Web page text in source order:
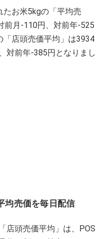
お米5kgの「平均売
前月-110円、対前年-525
「店頭売価平均」は3934
対前年-385円となりまし
均売価を毎日配信
店頭売価平均」は、POS